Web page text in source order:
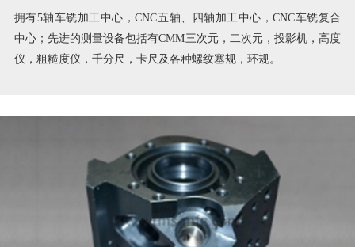
拥有5轴车铣加工中心，CNC五轴、四轴加工中心，CNC车铣复合
中心；先进的测量设备包括有CMM三次元，二次元，投影机，高度
仪，粗糙度仪，千分尺，卡尺及各种螺纹塞规，环规。